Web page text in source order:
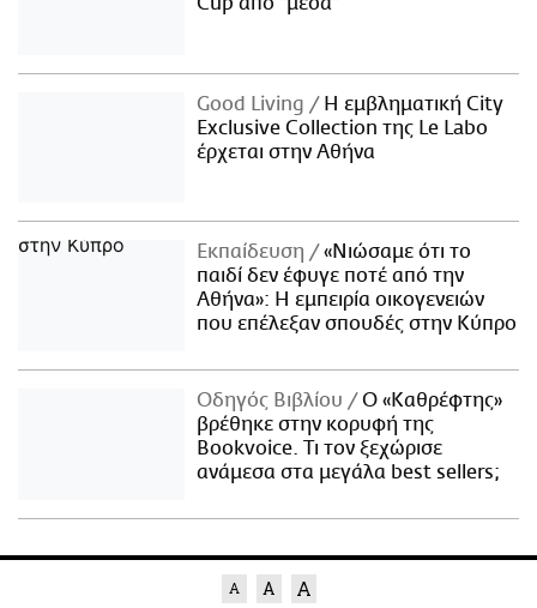
Good Living
Η εμβληματική City
Exclusive Collection της Le Labo
έρχεται στην Αθήνα
Εκπαίδευση
«Νιώσαμε ότι το
παιδί δεν έφυγε ποτέ από την
Αθήνα»: Η εμπειρία οικογενειών
που επέλεξαν σπουδές στην Κύπρο
Οδηγός Βιβλίου
Ο «Καθρέφτης»
βρέθηκε στην κορυφή της
Bookvoice. Τι τον ξεχώρισε
ανάμεσα στα μεγάλα best sellers;